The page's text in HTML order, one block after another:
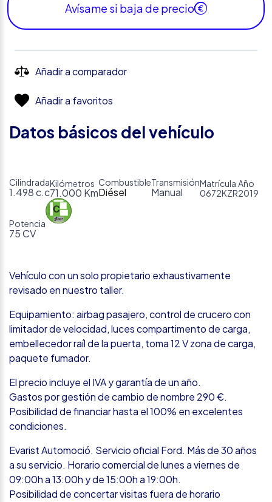
Avísame si baja de precio
Añadir a comparador
Añadir a favoritos
Datos básicos del vehículo
Cilindrada
1.498 c.c
Kilómetros
71.000 Km
Combustible
Diésel
Transmisión
Manual
Matrícula
0672KZR
Año
2019
Potencia
75 CV
Vehículo con un solo propietario exhaustivamente
revisado en nuestro taller.
Equipamiento: airbag pasajero, control de crucero con
limitador de velocidad, luces compartimento de carga,
embellecedor raíl de la puerta, toma 12 V zona de carga,
paquete fumador.
El precio incluye el IVA y garantía de un año.
Gastos por gestión de cambio de nombre 290 €.
Posibilidad de financiar hasta el 100% en excelentes
condiciones.
Evarist Automoció. Servicio oficial Ford. Más de 30 años
a su servicio. Horario comercial de lunes a viernes de
09:00h a 13:00h y de 15:00h a 19:00h.
Posibilidad de concertar visitas fuera de horario